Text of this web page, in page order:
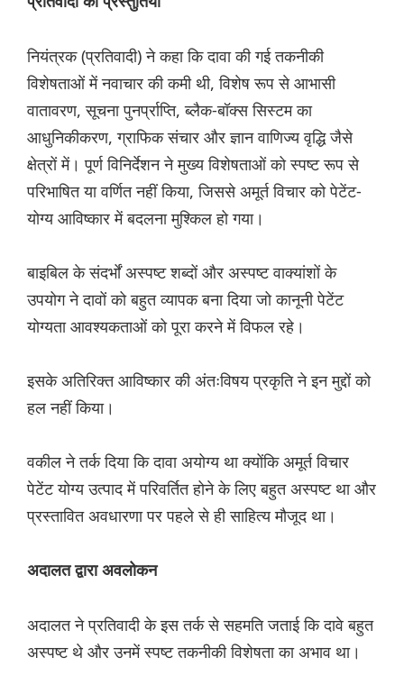
नियंत्रक (प्रतिवादी) ने कहा कि दावा की गई तकनीकी
विशेषताओं में नवाचार की कमी थी, विशेष रूप से आभासी
वातावरण, सूचना पुनर्प्राप्ति, ब्लैक-बॉक्स सिस्टम का
आधुनिकीकरण, ग्राफिक संचार और ज्ञान वाणिज्य वृद्धि जैसे
क्षेत्रों में। पूर्ण विनिर्देशन ने मुख्य विशेषताओं को स्पष्ट रूप से
परिभाषित या वर्णित नहीं किया, जिससे अमूर्त विचार को पेटेंट-
योग्य आविष्कार में बदलना मुश्किल हो गया।
बाइबिल के संदर्भों अस्पष्ट शब्दों और अस्पष्ट वाक्यांशों के
उपयोग ने दावों को बहुत व्यापक बना दिया जो कानूनी पेटेंट
योग्यता आवश्यकताओं को पूरा करने में विफल रहे।
इसके अतिरिक्त आविष्कार की अंतःविषय प्रकृति ने इन मुद्दों को
हल नहीं किया।
वकील ने तर्क दिया कि दावा अयोग्य था क्योंकि अमूर्त विचार
पेटेंट योग्य उत्पाद में परिवर्तित होने के लिए बहुत अस्पष्ट था और
प्रस्तावित अवधारणा पर पहले से ही साहित्य मौजूद था।
अदालत द्वारा अवलोकन
अदालत ने प्रतिवादी के इस तर्क से सहमति जताई कि दावे बहुत
अस्पष्ट थे और उनमें स्पष्ट तकनीकी विशेषता का अभाव था।